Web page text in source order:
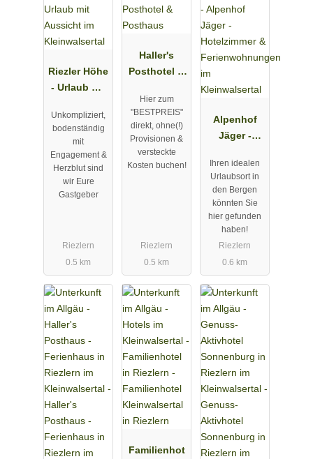
Riezler Höhe
- Urlaub mit
Kleinwalsert
al
Unkompliziert,
bodenständig
mit
Engagement &
Herzblut sind
wir Eure
Gastgeber
Riezlern
0.5 km
Haller's
Posthotel &
Hier zum
"BESTPREIS"
direkt, ohne(!)
Provisionen &
versteckte
Kosten buchen!
Riezlern
0.5 km
Alpenhof
Jäger -
&
Ferienwohn
ungen im
Kleinwalsert
al
Ihren idealen
Urlaubsort in
den Bergen
könnten Sie
hier gefunden
haben!
Riezlern
0.6 km
Familienhot